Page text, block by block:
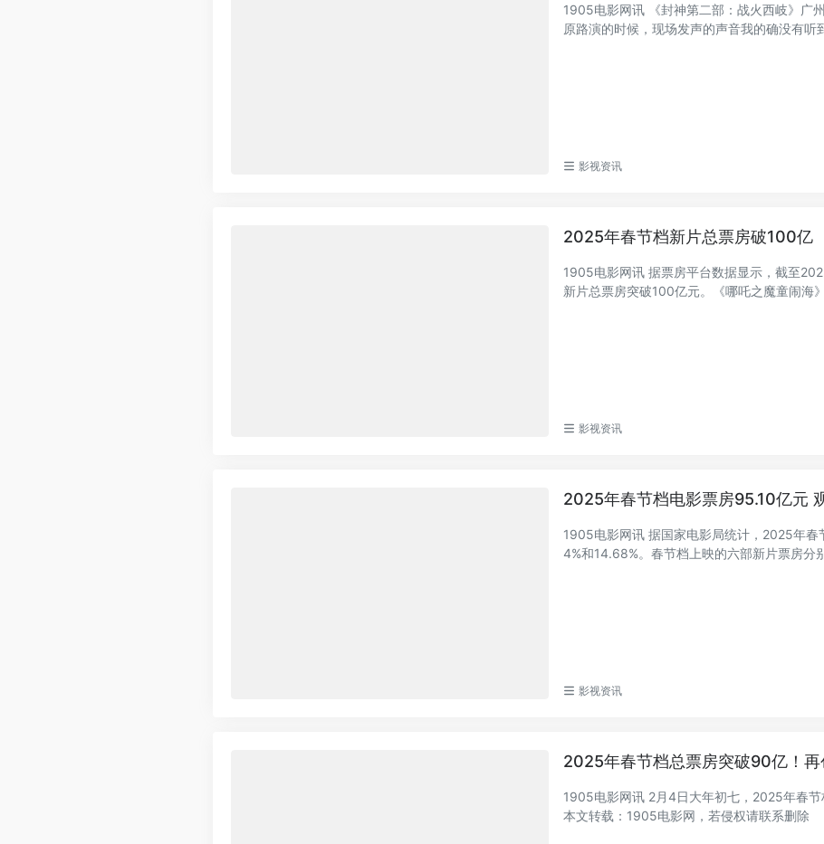
1905电影网讯 《封神第二部：战火西岐》广
原路演的时候，现场发声的声音我的确没有听
影视资讯
2025年春节档新片总票房破100亿
1905电影网讯 据票房平台数据显示，截至
新片总票房突破100亿元。《哪吒之魔童闹海
影视资讯
2025年春节档电影票房95.10亿元
1905电影网讯 据国家电影局统计，2025年
4%和14.68%。春节档上映的六部新片票房分
影视资讯
2025年春节档总票房突破90亿！再
1905电影网讯 2月4日大年初七，2025年春
本文转载：1905电影网，若侵权请联系删除